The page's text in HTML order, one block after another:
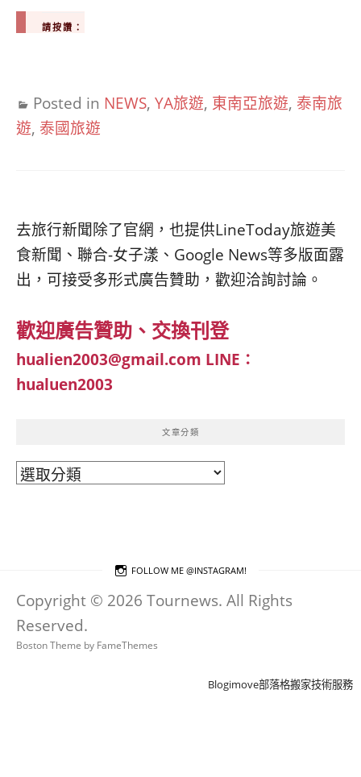
請按讚：
Posted in NEWS, YA旅遊, 東南亞旅遊, 泰南旅
遊, 泰國旅遊
去旅行新聞除了官網，也提供LineToday旅遊美
食新聞、聯合-女子漾、Google News等多版面露
出，可接受多形式廣告贊助，歡迎洽詢討論。
歡迎廣告贊助、交換刊登
hualien2003@gmail.com LINE：
hualuen2003
文章分類
文
FOLLOW ME @INSTAGRAM!
Copyright © 2026 Tournews. All Rights
Reserved.
Boston Theme by FameThemes
Blogimove部落格搬家技術服務